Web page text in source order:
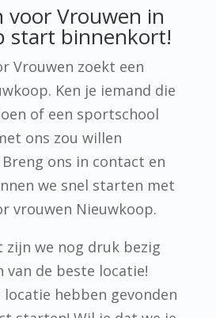
voor Vrouwen in
start binnenkort!
Vrouwen zoekt een
Ken je iemand die
of een sportschool
ons zou willen
ons in contact en
we snel starten met
vrouwen Nieuwkoop.
we nog druk bezig
van de beste locatie!
locatie hebben gevonden